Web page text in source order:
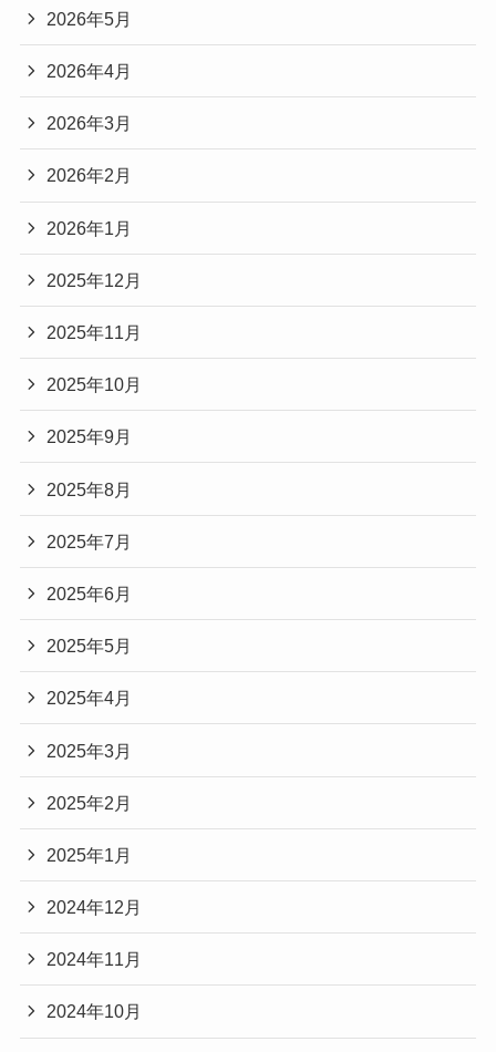
2026年5月
2026年4月
2026年3月
2026年2月
2026年1月
2025年12月
2025年11月
2025年10月
2025年9月
2025年8月
2025年7月
2025年6月
2025年5月
2025年4月
2025年3月
2025年2月
2025年1月
2024年12月
2024年11月
2024年10月